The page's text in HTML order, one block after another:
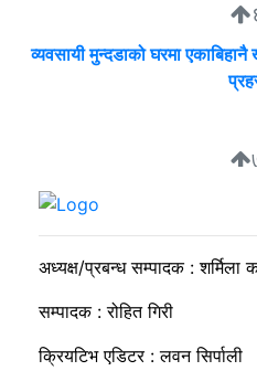
व्यवसायी मुन्दडाको घरमा
अध्यक्ष/प्रबन्ध सम्पादक : शर्मिला
सम्पादक : रोहित गिरी
क्रियटिभ एडिटर : लवन सिर्पाली